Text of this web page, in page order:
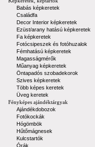
Babás képkeretek
Családfa
Decor Interior képkeretek
Ezüst/arany hatású képkeretek
Fa képkeretek
Fotócsipeszek és fotóhuzalok
Fémhatású képkeretek
Magasságmérők
Műanyag képkeretek
Öntapadós szobadekorok
Szives képkeretek
Több képes keretek
Üveg keretek
Fényképes ajándéktárgyak
Ajándékdobozok
Fotókockák
Hógömbök
Hűtőmágnesek
Kulcstartók
Órák